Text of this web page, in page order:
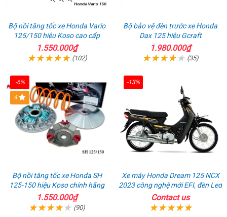
Bộ nồi tăng tốc xe Honda Vario
125/150 hiệu Koso cao cấp
1.550.000₫
(102)
Bộ bảo vệ đèn trước xe Honda
Dax 125 hiệu Gcraft
1.980.000₫
(35)
-6%
4
Bộ nồi tăng tốc xe Honda SH
125-150 hiệu Koso chính hãng
1.550.000₫
(90)
-13%
Xe máy Honda Dream 125 NCX
2023 công nghệ mới EFI, đèn Led
Contact us